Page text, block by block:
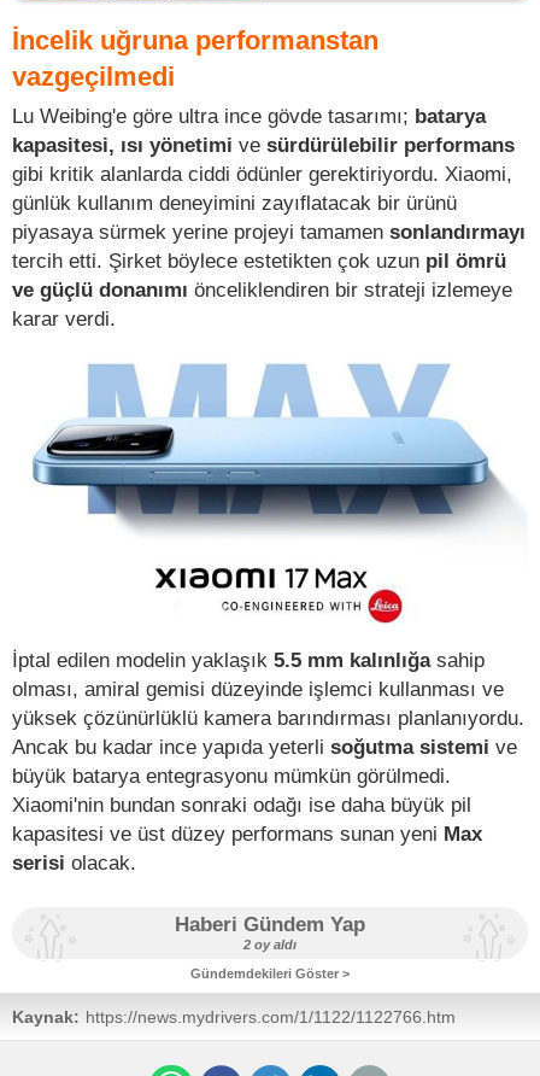
İncelik uğruna performanstan
vazgeçilmedi
Lu Weibing'e göre ultra ince gövde tasarımı; batarya
kapasitesi, ısı yönetimi ve sürdürülebilir performans
gibi kritik alanlarda ciddi ödünler gerektiriyordu. Xiaomi,
günlük kullanım deneyimini zayıflatacak bir ürünü
piyasaya sürmek yerine projeyi tamamen sonlandırmayı
tercih etti. Şirket böylece estetikten çok uzun pil ömrü
ve güçlü donanımı önceliklendiren bir strateji izlemeye
karar verdi.
İptal edilen modelin yaklaşık 5.5 mm kalınlığasahip
olması, amiral gemisi düzeyinde işlemci kullanması ve
yüksek çözünürlüklü kamera barındırması planlanıyordu.
Ancak bu kadar ince yapıda yeterli soğutma sistemi ve
büyük batarya entegrasyonu mümkün görülmedi.
Xiaomi'nin bundan sonraki odağı ise daha büyük pil
kapasitesi ve üst düzey performans sunan yeni Max
serisi olacak.
Haberi Gündem Yap
2 oy aldı
Gündemdekileri Göster >
Kaynak: https://news.mydrivers.com/1/1122/1122766.htm